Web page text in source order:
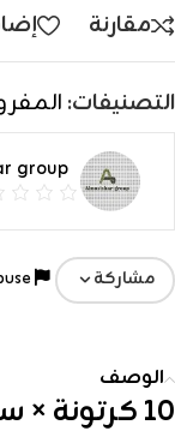
مقارنة
التصنيفات:
group
مشاركة
الوصف
10 كرتونة × ساري كبير موف